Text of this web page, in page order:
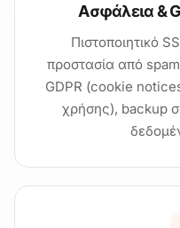
Ασφάλεια &
Πιστοποιητικό
προστασία από
GDPR (cookie
χρήσης), backup